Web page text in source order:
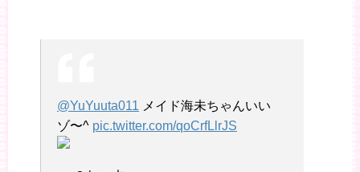
@YuYuuta011 メイド海未ちゃんいい
ゾ〜^ pic.twitter.com/qoCrfLlrJS